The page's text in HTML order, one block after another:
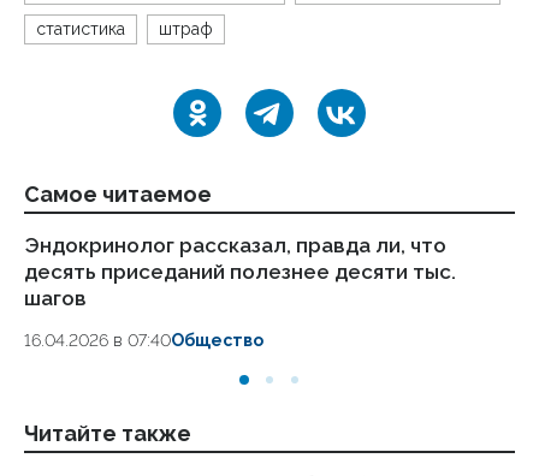
статистика штраф
Самое читаемое
Эндокринолог рассказал, правда ли, что
десять приседаний полезнее десяти тыс.
шагов
16.04.2026 в 07:40Общество
Читайте также